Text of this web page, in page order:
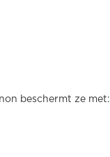
beschermt ze met: